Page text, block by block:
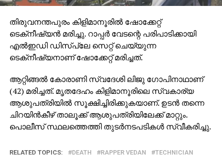
തിരുവനന്തപുരം കിളിമാനൂരില്‍ ഷോക്കേറ്റ്
ടെക്‌നീഷ്യന്‍ മരിച്ചു. റാപ്പര്‍ വേടന്റെ പരിപാടിക്കായി
എല്‍ഇഡി ഡിസ്‌പ്ലേ സെറ്റ് ചെയ്യുന്ന
ടെക്‌നീഷ്യനാണ് ഷോക്കേറ്റ് മരിച്ചത്.
ആറ്റിങ്ങല്‍ കോരാണി സ്വദേശി ലിജു ഗോപിനാഥാണ്
(42) മരിച്ചത്. മൃതദേഹം കിളിമാനൂരിലെ സ്വകാര്യ
ആശുപത്രിയില്‍ സൂക്ഷിച്ചിരിക്കുകയാണ്. ഉടന്‍ തന്നെ
ചിറയിന്‍കീഴ് താലൂക്ക് ആശുപത്രിയിലേക്ക് മാറ്റും.
പൊലീസ് സ്ഥലത്തെത്തി തുടര്‍നടപടികള്‍ സ്വീകരിച്ചു.
RELATED TOPICS: DEATH RAPPER VEDAN TECHNICIAN